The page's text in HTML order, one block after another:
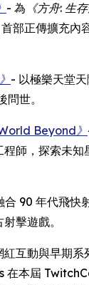
- 為 《方舟: 生存
首部正傳擴充內
- 以極樂天堂
世。
Beyond》
師，探索未知
合 90 年代飛快
擊遊戲。
互動與早期系
在本屆